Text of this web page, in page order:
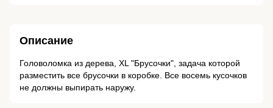
Описание
Головоломка из дерева, XL "Брусочки", задача которой
разместить все брусочки в коробке. Все восемь кусочков
не должны выпирать наружу.